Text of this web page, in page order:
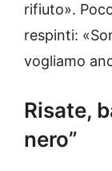
rifiuto».
respinti:
vogliamo
Risate,
nero”